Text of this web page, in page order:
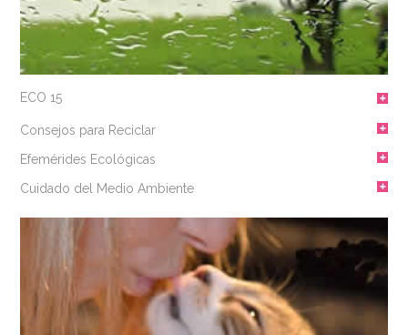
ECO 15
Consejos para Reciclar
Efemérides Ecológicas
Cuidado del Medio Ambiente